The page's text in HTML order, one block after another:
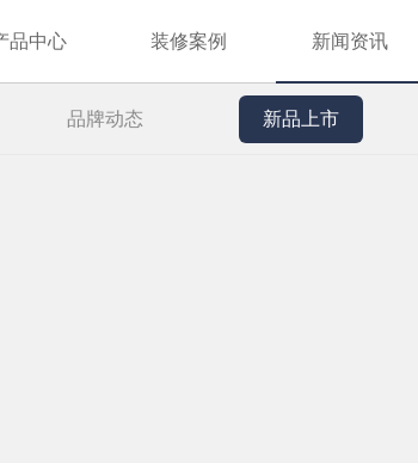
品中心 装修案例 新闻资讯
品牌动态 新品上市